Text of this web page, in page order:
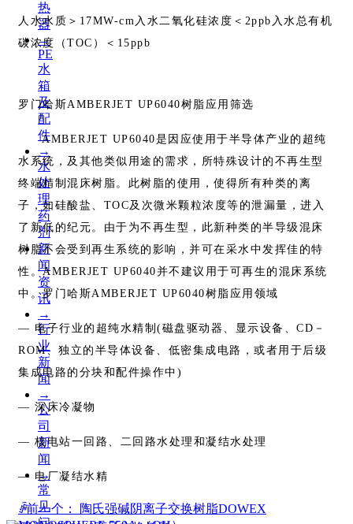
热
器
→
PE
水
箱
及
配
件
→
水
处
理
药
剂
新
闻
资
讯
→
行
业
新
闻
→
公
司
新
闻
→
常
见
人水水质＞17MW-cm入水二氧化硅浓度＜2ppb入水总有机
碳浓度（TOC）＜15ppb
罗门哈斯AMBERJET UP6040树脂应用筛选
AMBERJET UP6040是因应使用于半导体产业的超纯
水系统，及其他类似用途的需求，所特殊设计的不再生型
终端精制混床树脂。此树脂的使用，使得所有种类的离
子，如硅酸盐、TOC及次微米颗粒浓度等的泄漏量，进入
了新低的纪元。由于为不再生型，此新种类的半导级混床
树脂不会受到再生系统的影响，并可在采水中发挥佳的特
性。AMBERJET UP6040并不建议用于可再生的混床系统
中。罗门哈斯AMBERJET UP6040树脂应用领域
— 电子行业的超纯水精制(磁盘驱动器、显示设备、CD－
ROM、独立的半导体设备、低密集成电路，或者用于后级
集成电路的分块和配件操作中)
— 深床冷凝物
— 核电站一回路、二回路水处理和凝结水处理
— 电厂凝结水精
ꄴ前一个：
陶氏强碱阴离子交换树脂DOWEX